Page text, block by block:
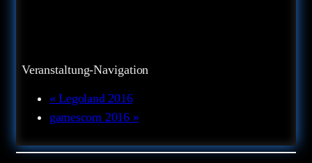
Veranstaltung-Navigation
« Legoland 2016
gamescom 2016 »